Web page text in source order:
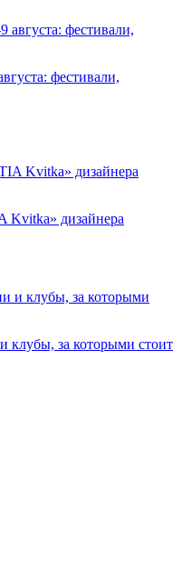
фестивали,
Kvitka» дизайнера
клубы, за которыми стоит